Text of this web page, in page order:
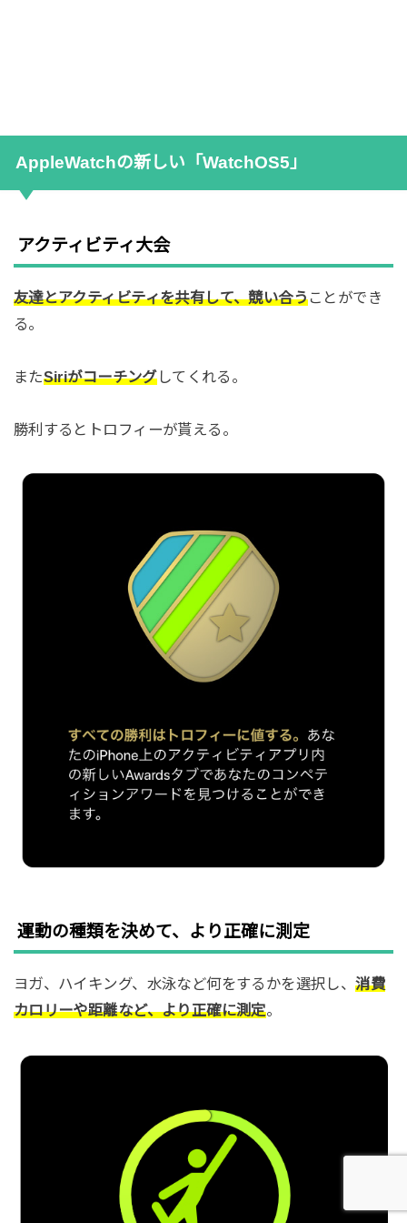
AppleWatchの新しい「WatchOS5」
アクティビティ大会
友達とアクティビティを共有して、競い合うことができ
る。
またSiriがコーチングしてくれる。
勝利するとトロフィーが貰える。
運動の種類を決めて、より正確に測定
ヨガ、ハイキング、水泳など何をするかを選択し、消費
カロリーや距離など、より正確に測定。